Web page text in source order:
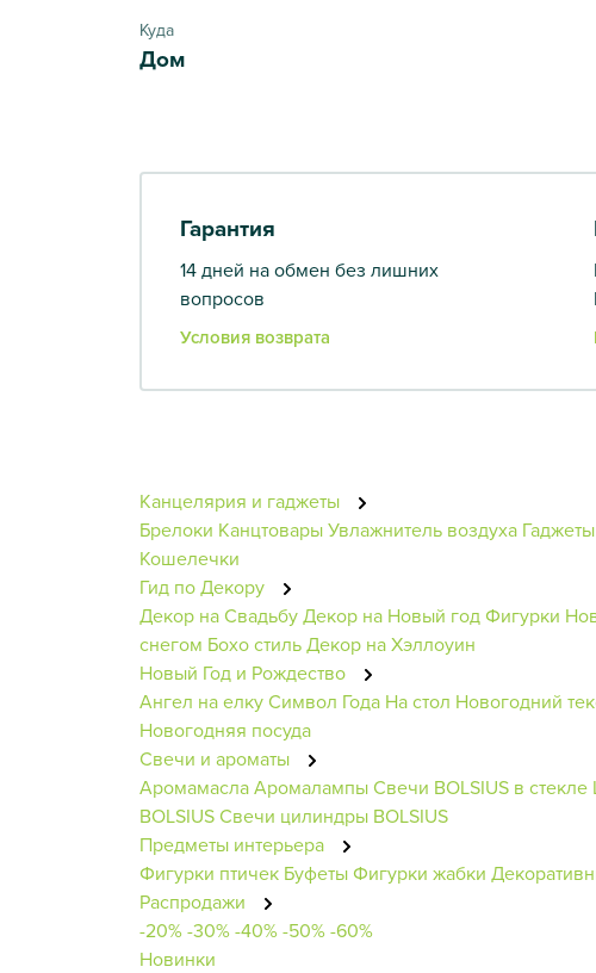
Куда
Дом
Гарантия
14 дней на обмен без лишних
вопросов
Условия возврата
Канцелярия и гаджеты
Брелоки КанцтоварыУвлажнитель воздуха Гаджеты
Кошелечки
Гид по Декору
Декор на СвадьбуДекор на Новый годФигурки
снегом Бохо стильДекор на Хэллоуин
Новый Год и Рождество
Ангел на елкуСимвол Года На стол Новогодний
Новогодняя посуда
Свечи и ароматы
АромамаслаАромалампыСвечи BOLSIUS в стекле
BOLSIUSСвечи цилиндры BOLSIUS
Предметы интерьера
Фигурки птичек БуфетыФигурки жабки
Распродажи
-20%-30%-40%-50%-60%
Новинки